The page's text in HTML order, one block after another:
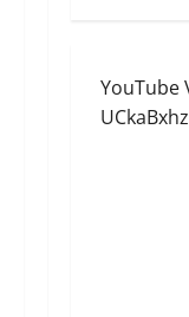
YouTube